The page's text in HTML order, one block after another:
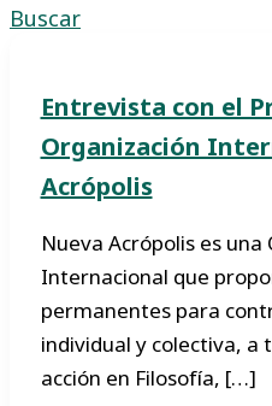
Buscar
Entrevista con el
Organización
Acrópolis
Nueva Acrópolis es una
Internacional que
permanentes para
individual y colectiva, a
acción en Filosofía, […]